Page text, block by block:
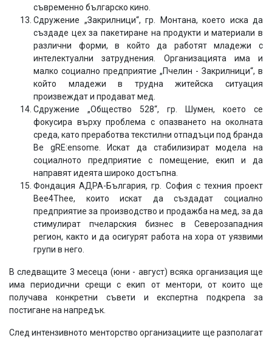
съвременно българско кино.
Сдружение „Закрилници“, гр. Монтана, което иска да
създаде цех за пакетиране на продукти и материали в
различни форми, в който да работят младежи с
интелектуални затруднения. Организацията има и
малко социално предприятие „Пчелин - Закрилници“, в
който младежи в трудна житейска ситуация
произвеждат и продават мед.
Сдружение „Общество 528“, гр. Шумен, което се
фокусира върху проблема с опазването на околната
среда, като преработва текстилни отпадъци под бранда
Be gRE:ensome. Искат да стабилизират модела на
социалното предприятие с помещение, екип и да
направят идеята широко достъпна.
Фондация АДРА-България, гр. София с техния проект
Bee4Thee, които искат да създадат социално
предприятие за производство и продажба на мед, за да
стимулират пчеларския бизнес в Северозападния
регион, както и да осигурят работа на хора от уязвими
групи в него.
В следващите 3 месеца (юни - август) всяка организация ще
има периодични срещи с екип от ментори, от които ще
получава конкретни съвети и експертна подкрепа за
постигане на напредък.
След интензивното менторство организациите ще разполагат